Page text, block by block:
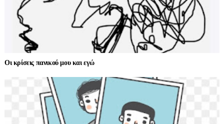
Οι κρίσεις πανικού μου και εγώ